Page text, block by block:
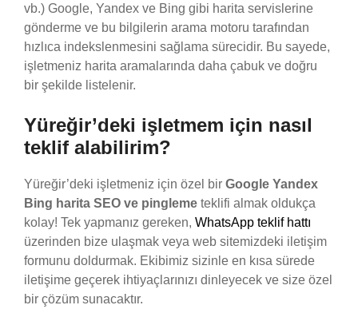
vb.) Google, Yandex ve Bing gibi harita servislerine
gönderme ve bu bilgilerin arama motoru tarafından
hızlıca indekslenmesini sağlama sürecidir. Bu sayede,
işletmeniz harita aramalarında daha çabuk ve doğru
bir şekilde listelenir.
Yüreğir’deki işletmem için nasıl
teklif alabilirim?
Yüreğir’deki işletmeniz için özel bir Google Yandex
Bing harita SEO ve pingleme teklifi almak oldukça
kolay! Tek yapmanız gereken, WhatsApp teklif hattı
üzerinden bize ulaşmak veya web sitemizdeki iletişim
formunu doldurmak. Ekibimiz sizinle en kısa sürede
iletişime geçerek ihtiyaçlarınızı dinleyecek ve size özel
bir çözüm sunacaktır.